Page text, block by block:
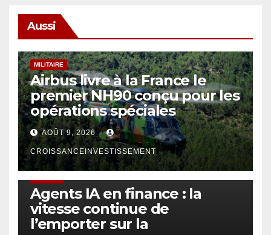
Aussi
MILITAIRE
Airbus livre à la France le
premier NH90 conçu pour les
opérations spéciales
AOÛT 9, 2026
CROISSANCEINVESTISSEMENT
Agents IA en finance : la
vitesse continue de
l’emporter sur la